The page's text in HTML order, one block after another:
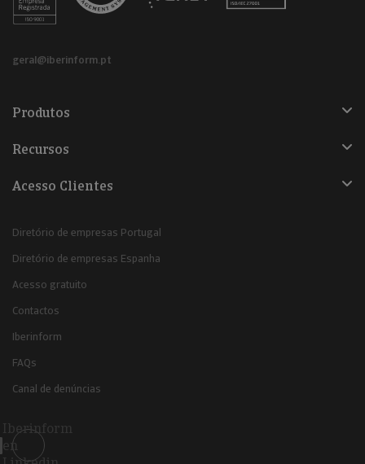
geral@iberinform.pt
Produtos
Recursos
Acesso Clientes
Diretório de empresas Portugal
Diretório de empresas Espanha
Acesso gratuito
Contactos
Iberinform
FAQs
Canal de denúncias
Iberinform
en